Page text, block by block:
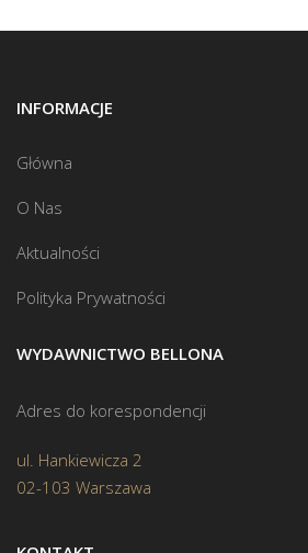
INFORMACJE
Główna
O Nas
Aktualności
Polityka Prywatności
WYDAWNICTWO BELLONA
Adres do korespondencji
ul. Hankiewicza 2
02-103 Warszawa